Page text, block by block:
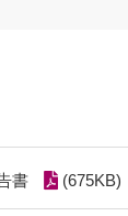
書 (675KB)